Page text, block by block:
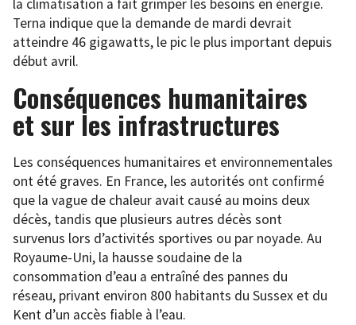
la climatisation a fait grimper les besoins en énergie.
Terna indique que la demande de mardi devrait
atteindre 46 gigawatts, le pic le plus important depuis
début avril.
Conséquences humanitaires
et sur les infrastructures
Les conséquences humanitaires et environnementales
ont été graves. En France, les autorités ont confirmé
que la vague de chaleur avait causé au moins deux
décès, tandis que plusieurs autres décès sont
survenus lors d’activités sportives ou par noyade. Au
Royaume-Uni, la hausse soudaine de la
consommation d’eau a entraîné des pannes du
réseau, privant environ 800 habitants du Sussex et du
Kent d’un accès fiable à l’eau.